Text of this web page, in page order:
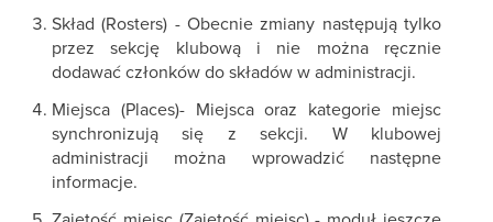
Skład (Rosters) - Obecnie zmiany następują tylko
przez sekcję klubową i nie można ręcznie
dodawać członków do składów w administracji.
Miejsca (Places)- Miejsca oraz kategorie miejsc
synchronizują się z sekcji. W klubowej
administracji można wprowadzić następne
informacje.